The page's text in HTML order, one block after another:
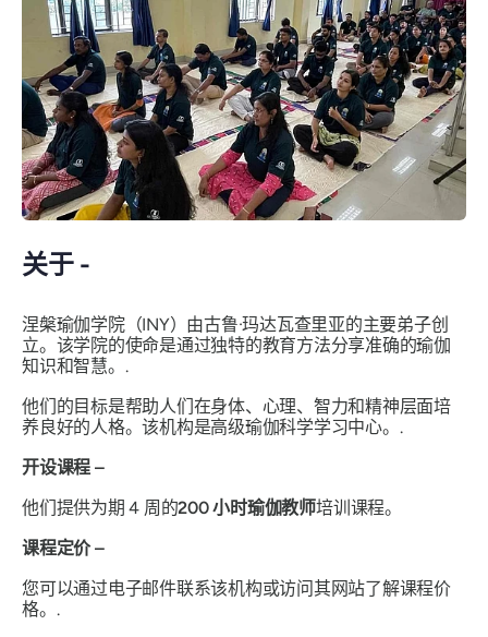
关于 -
涅槃瑜伽学院（INY）由古鲁·玛达瓦查里亚的主要弟子创
立。该学院的使命是通过独特的教育方法分享准确的瑜伽
知识和智慧。.
他们的目标是帮助人们在身体、心理、智力和精神层面培
养良好的人格。该机构是高级瑜伽科学学习中心。.
开设课程 –
他们提供为期 4 周的200 小时瑜伽教师培训课程。
课程定价 –
您可以通过电子邮件联系该机构或访问其网站了解课程价
格。.